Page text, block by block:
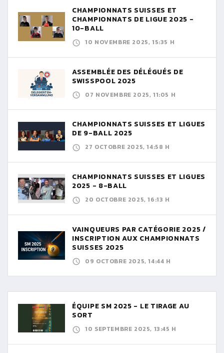
CHAMPIONNATS SUISSES ET
CHAMPIONNATS DE LIGUE 2025 -
10-BALL
10 NOVEMBRE 2025, 15:35 H
ASSEMBLÉE DES DÉLÉGUÉS DE
SWISSPOOL 2025
07 NOVEMBRE 2025, 11:05 H
CHAMPIONNATS SUISSES ET LIGUES
DE 9-BALL 2025
27 OCTOBRE 2025, 14:58 H
CHAMPIONNATS SUISSES ET LIGUES
2025 - 8-BALL
20 OCTOBRE 2025, 16:13 H
VAINQUEURS PAR CATÉGORIE 2025 /
INSCRIPTION AUX CHAMPIONNATS
SUISSES 2025
09 OCTOBRE 2025, 14:44 H
ÉQUIPE SM 2025 - LE TIRAGE AU
SORT
10 SEPTEMBRE 2025, 13:45 H